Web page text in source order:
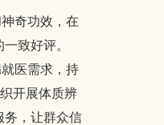
奇功效，在
致好评。
医需求，持
开展体质辨
务，让群众信